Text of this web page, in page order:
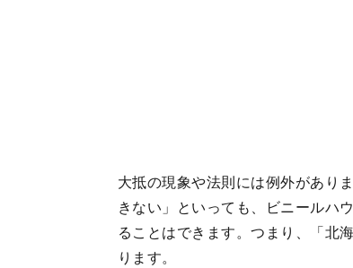
大抵の現象や法則には例外があり
きない」といっても、ビニールハ
ることはできます。つまり、「北
ります。